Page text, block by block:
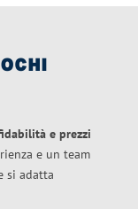
e prezzi
e un team
si adatta